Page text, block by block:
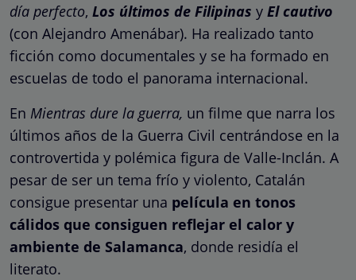
día perfecto, Los últimos de Filipinas y El cautivo
(con Alejandro Amenábar). Ha realizado tanto
ficción como documentales y se ha formado en
escuelas de todo el panorama internacional.
En Mientras dure la guerra, un filme que narra los
últimos años de la Guerra Civil centrándose en la
controvertida y polémica figura de Valle-Inclán. A
pesar de ser un tema frío y violento, Catalán
consigue presentar una película en tonos
cálidos que consiguen reflejar el calor y
ambiente de Salamanca, donde residía el
literato.